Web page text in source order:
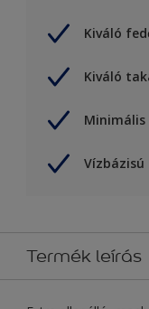
Kiváló
Kiváló
Minimális
Vízbázisú
Termék leírás